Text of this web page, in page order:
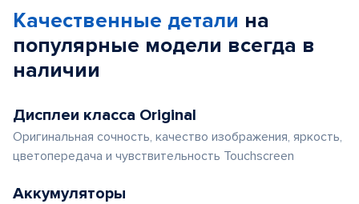
Качественные детали на
популярные модели всегда в
наличии
Дисплеи класса Original
Оригинальная сочность, качество изображения, яркость,
цветопередача и чувствительность Touchscreen
Аккумуляторы